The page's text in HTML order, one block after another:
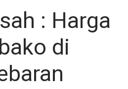
: Harga
di